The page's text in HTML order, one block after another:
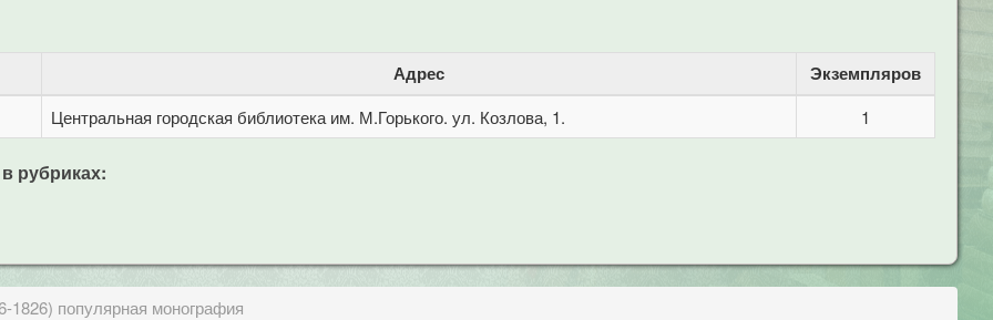
Адрес Экземпляров
Центральная городская библиотека им. М.Горького. ул. Козлова, 1. 1
рубриках:
1826) популярная монография